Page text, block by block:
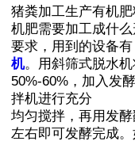
猪粪加工生产有机
机肥需要加工成什
要求，用到的设备有
机。用斜筛式脱水
50%-60%，加入发
拌机进行充分
均匀搅拌，再用发
左右即可发酵完成